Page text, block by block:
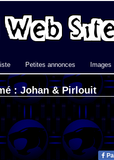
Petites annonces Images
: Johan & Pirlouit